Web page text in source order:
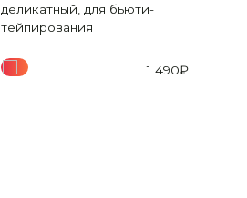
деликатный, для бьюти-
тейпирования
1 490₽